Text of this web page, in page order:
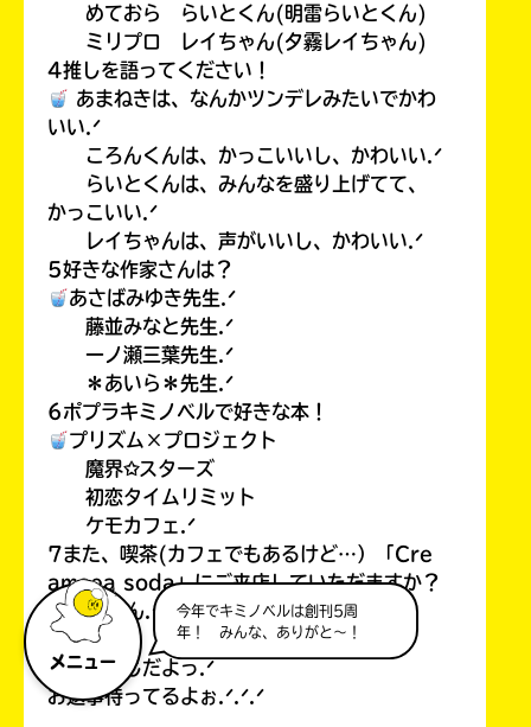
メニュー
今年でキミノベルは創刊5周
年！ みんな、ありがと～！
めておら らいとくん(明雷らいとくん)
ミリプロ レイちゃん(夕霧レイちゃん)
4推しを語ってください！
あまねきは、なんかツンデレみたいでかわ
いい.ᐟ
ころんくんは、かっこいいし、かわいい.ᐟ
らいとくんは、みんなを盛り上げてて、
かっこいい.ᐟ
レイちゃんは、声がいいし、かわいい.ᐟ
5好きな作家さんは？
あさばみゆき先生.ᐟ
藤並みなと先生.ᐟ
一ノ瀬三葉先生.ᐟ
＊あいら＊先生.ᐟ
6ポプラキミノベルで好きな本！
プリズム×プロジェクト
魔界✩スターズ
初恋タイムリミット
ケモカフェ.ᐟ
7また、喫茶(カフェでもあるけど…）「Cre
amsea soda」にご来店していただますか？
もちろん.ᐟ絶対行く.ᐟ.ᐟ.ᐟ
こんな感じだよっ.ᐟ
お返事待ってるよぉ.ᐟ.ᐟ.ᐟ